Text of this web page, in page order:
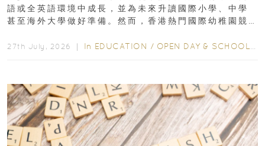
語或全英語環境中成長，並為未來升讀國際小學、中學
甚至海外大學做好準備。然而，香港熱門國際幼稚園競
27th July, 2026 ｜ In EDUCATION / OPEN DAY & SCHOOL EVENTS